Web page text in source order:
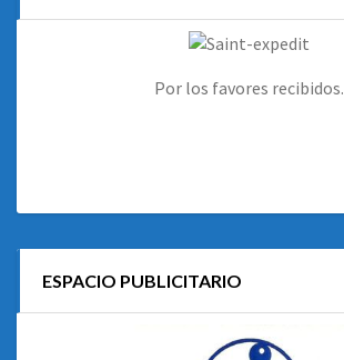
Por los favores recibidos.
ESPACIO PUBLICITARIO